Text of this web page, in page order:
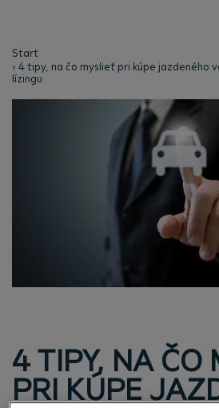
Start
4 tipy, na čo myslieť pri kúpe jazdeného
lízingu
4 TIPY, NA ČO
PRI KÚPE